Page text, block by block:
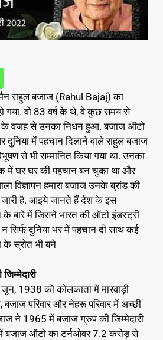
राहुल बजाज (Rahul Bajaj) का
गया. वो 83 वर्ष के थे, वे कुछ समय से
के वजह से उनका निधन हुआ. बजाज ऑटो
में पहचान दिलाने वाले राहुल बजाज
से भी सम्मानित किया गया था. उनका
घर घर की पहचान बन चुका था और
विज्ञापन हमारा बजाज उनके ब्रांड की
है. आइये जानते हैं देश के इस
बारे में जिसने भारत की ऑटो इंडस्ट्री
दुनिया भर में पहचान दी साथ कई
के स्रोत भी बने
1938 को कोलकाता में मारवाड़ी
बजाज परिवार और नेहरू परिवार में अच्छी
ने 1965 में बजाज ग्रुप की जिम्मेदारी
बजाज ऑटो का टर्नओवर 7.2 करोड़ से